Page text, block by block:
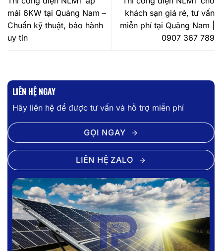
mái 6KW tại Quảng Nam –
Chuẩn kỹ thuật, bảo hành
uy tín
khách sạn giá rẻ, tư vấn
miễn phí tại Quảng Nam |
0907 367 789
LIÊN HỆ NGAY
Hãy liên hệ để được tư vấn và hỗ trợ miễn phí
GỌI NGAY
LIÊN HỆ ZALO